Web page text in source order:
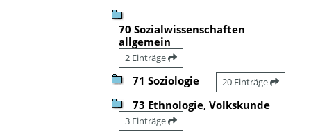
70 Sozialwissenschaften
allgemein
2 Einträge
71 Soziologie 20 Einträge
73 Ethnologie, Volkskunde
3 Einträge